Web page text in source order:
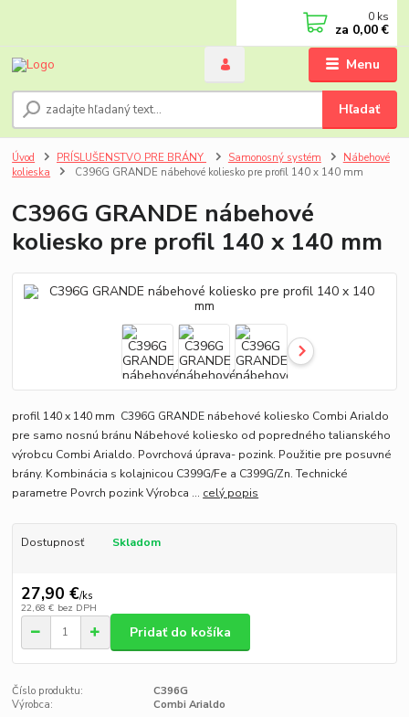
Menu
Hľadať
0 ks
za 0,00 €
Úvod PRÍSLUŠENSTVO PRE BRÁNY Samonosný systém
Nábehové
kolieska
C396G GRANDE nábehové koliesko pre profil 140 x 140 mm
C396G GRANDE nábehové
koliesko pre profil 140 x 140 mm
profil 140 x 140 mm C396G GRANDE nábehové koliesko Combi Arialdo
pre samo nosnú bránu Nábehové koliesko od popredného talianského
výrobcu Combi Arialdo. Povrchová úprava- pozink. Použitie pre posuvné
brány. Kombinácia s kolajnicou C399G/Fe a C399G/Zn. Technické
parametre Povrch pozink Výrobca ... celý popis
Dostupnosť Skladom
27,90 €/ks
22,68 € bez DPH
Pridať do košíka
Číslo produktu:
C396G
Výrobca:
Combi Arialdo